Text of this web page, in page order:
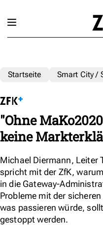
Startseite Smart City /
"Ohne
keine
Michael Diermann, Leiter
spricht mit der ZfK,
in die Gateway-
Probleme mit der
was passieren würde,
gestoppt werden.